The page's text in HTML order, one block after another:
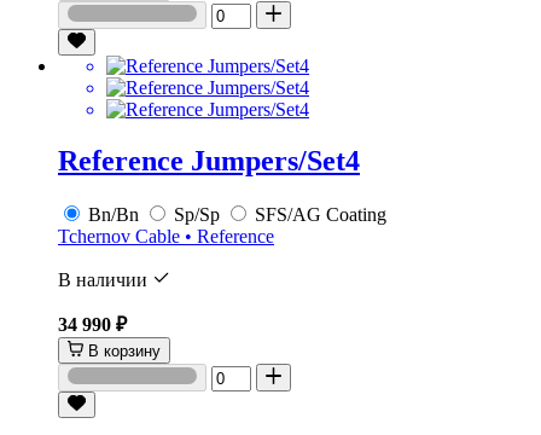
Reference Jumpers/Set4
Bn/Bn Sp/Sp
SFS/AG Coating
Tchernov Cable • Reference
В наличии
34 990 ₽
В корзину